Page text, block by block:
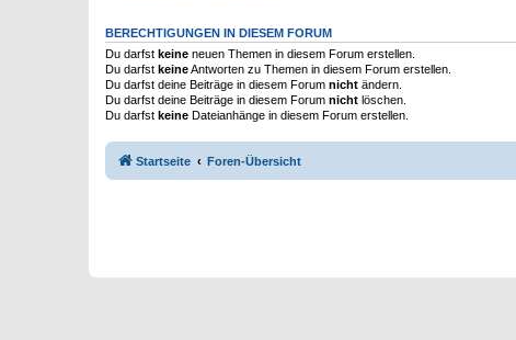
BERECHTIGUNGEN IN DIESEM FORUM
Du darfst keine neuen Themen in diesem Forum erstellen.
Du darfst keineAntworten zu Themen in diesem Forum erstellen.
Du darfst deine Beiträge in diesem Forum nicht ändern.
Du darfst deine Beiträge in diesem Forum nicht löschen.
Du darfst keine Dateianhänge in diesem Forum erstellen.
Startseite Foren-Übersicht